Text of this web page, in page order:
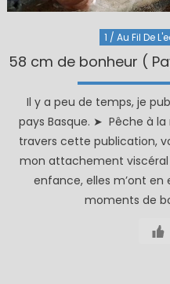
1 / Au Fil De
58 cm de bonheur (
Il y a peu de temps, je
pays Basque. ➤ Pêche à
travers cette publication,
mon attachement viscéral
enfance, elles m’ont
moments de